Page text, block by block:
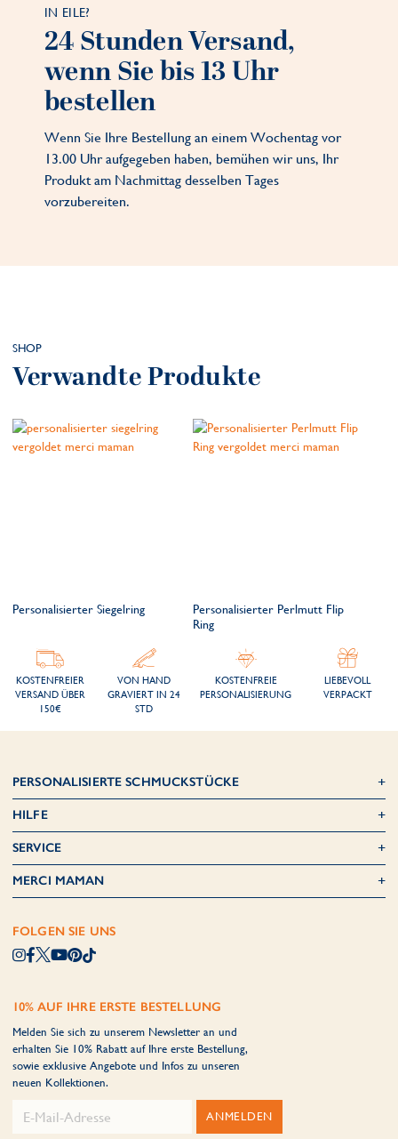
IN EILE?
24 Stunden Versand,
wenn Sie bis 13 Uhr
bestellen
Wenn Sie Ihre Bestellung an einem Wochentag vor
13.00 Uhr aufgegeben haben, bemühen wir uns, Ihr
Produkt am Nachmittag desselben Tages
vorzubereiten.
SHOP
Verwandte Produkte
Personalisierter Siegelring
Personalisierter Perlmutt Flip
Ring
KOSTENFREIER
VERSAND ÜBER
150€
VON HAND
GRAVIERT IN 24
STD
KOSTENFREIE
PERSONALISIERUNG
LIEBEVOLL
VERPACKT
PERSONALISIERTE SCHMUCKSTÜCKE
HILFE
SERVICE
MERCI MAMAN
FOLGEN SIE UNS
10% AUF IHRE ERSTE BESTELLUNG
Melden Sie sich zu unserem Newsletter an und
erhalten Sie 10% Rabatt auf Ihre erste Bestellung,
sowie exklusive Angebote und Infos zu unseren
neuen Kollektionen.
ANMELDEN